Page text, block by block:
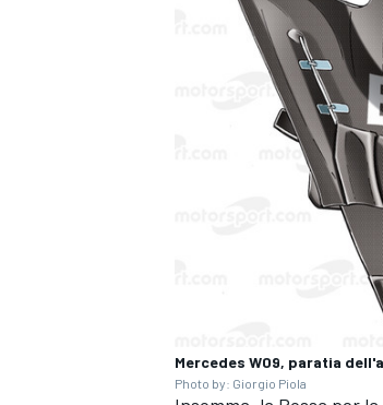
MONOMARCA
Mercedes W09, paratia
Photo by: Giorgio Piola